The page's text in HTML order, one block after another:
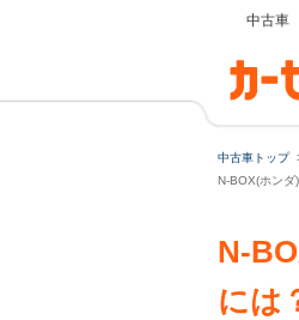
中古車
中古車トップ
N-BOX(ホン
N-
には